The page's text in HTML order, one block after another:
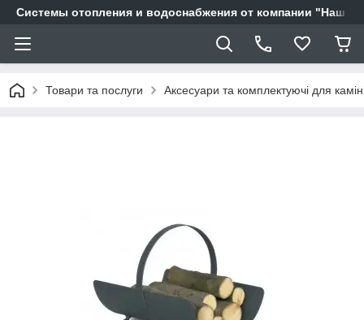
Системы отопления и водоснабжения от компании "Наш
Товари та послуги Аксесуари та комплектуючі для